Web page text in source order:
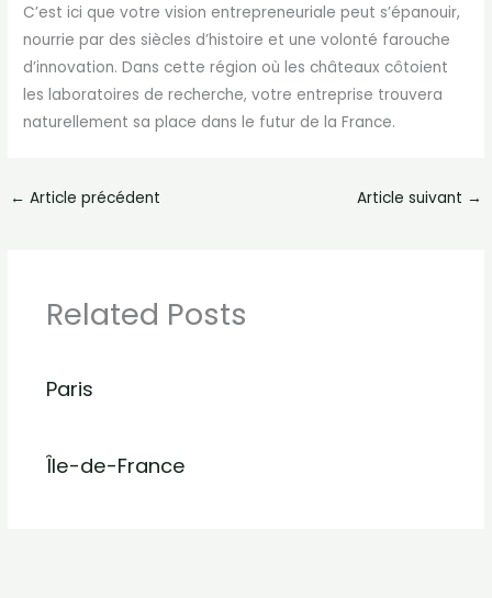
C’est ici que votre vision entrepreneuriale peut s’épanouir,
nourrie par des siècles d’histoire et une volonté farouche
d’innovation. Dans cette région où les châteaux côtoient
les laboratoires de recherche, votre entreprise trouvera
naturellement sa place dans le futur de la France.
← Article précédent Article suivant →
Related Posts
Paris
Île-de-France